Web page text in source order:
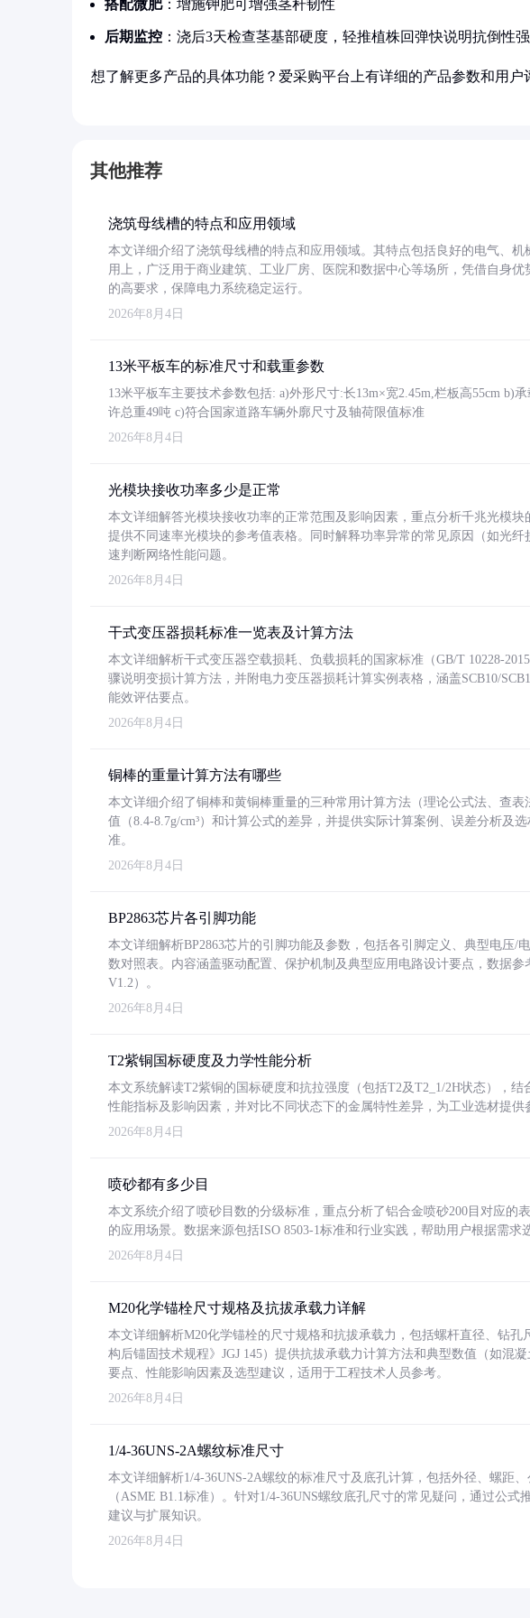
搭配微肥：增施钾肥可增强茎秆韧性
后期监控 ：浇后3天检查茎基部硬度，轻推植株回弹快说明抗倒性强
想了解更多产品的具体功能？爱采购平台上有详细的产品参数和用户
其他推荐
浇筑母线槽的特点和应用领域
本文详细介绍了浇筑母线槽的特点和应用领域。其特点包括良好的电气、机
用上，广泛用于商业建筑、工业厂房、医院和数据中心等场所，凭借自身优
的高要求，保障电力系统稳定运行。
2026年8月4日
13米平板车的标准尺寸和载重参数
13米平板车主要技术参数包括: a)外形尺寸:长13m×宽2.45m,栏板高55cm b)
许总重49吨 c)符合国家道路车辆外廓尺寸及轴荷限值标准
2026年8月4日
光模块接收功率多少是正常
本文详细解答光模块接收功率的正常范围及影响因素，重点分析千兆光模块
提供不同速率光模块的参考值表格。同时解释功率异常的常见原因（如光
速判断网络性能问题。
2026年8月4日
干式变压器损耗标准一览表及计算方法
本文详细解析干式变压器空载损耗、负载损耗的国家标准（GB/T 10228-
骤说明变损计算方法，并附电力变压器损耗计算实例表格，涵盖SCB10/
能效评估要点。
2026年8月4日
铜棒的重量计算方法有哪些
本文详细介绍了铜棒和黄铜棒重量的三种常用计算方法（理论公式法、查
值（8.4-8.7g/cm³）和计算公式的差异，并提供实际计算案例、误差分析及
准。
2026年8月4日
BP2863芯片各引脚功能
本文详细解析BP2863芯片的引脚功能及参数，包括各引脚定义、典型电压/
数对照表。内容涵盖驱动配置、保护机制及典型应用电路设计要点，数据
V1.2）。
2026年8月4日
T2紫铜国标硬度及力学性能分析
本文系统解读T2紫铜的国标硬度和抗拉强度（包括T2及T2_1/2H状态），结
性能指标及影响因素，并对比不同状态下的金属特性差异，为工业选材提供
2026年8月4日
喷砂都有多少目
本文系统介绍了喷砂目数的分级标准，重点分析了铝合金喷砂200目对应的
的应用场景。数据来源包括ISO 8503-1标准和行业实践，帮助用户根据需求
2026年8月4日
M20化学锚栓尺寸规格及抗拔承载力详解
本文详细解析M20化学锚栓的尺寸规格和抗拔承载力，包括螺杆直径、钻
构后锚固技术规程》JGJ 145）提供抗拔承载力计算方法和典型数值（如混
要点、性能影响因素及选型建议，适用于工程技术人员参考。
2026年8月4日
1/4-36UNS-2A螺纹标准尺寸
本文详细解析1/4-36UNS-2A螺纹的标准尺寸及底孔计算，包括外径、螺距
（ASME B1.1标准）。针对1/4-36UNS螺纹底孔尺寸的常见疑问，通过公
建议与扩展知识。
2026年8月4日